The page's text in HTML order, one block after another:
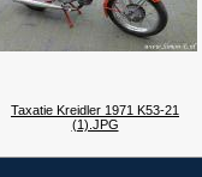
Taxatie Kreidler 1971 K53-21
(1).JPG